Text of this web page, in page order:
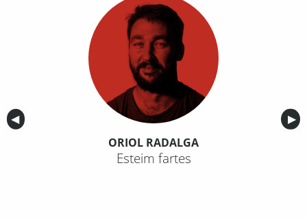
Anterior
◀︎ ▶︎
ORIOL RADALGA
Esteim fartes